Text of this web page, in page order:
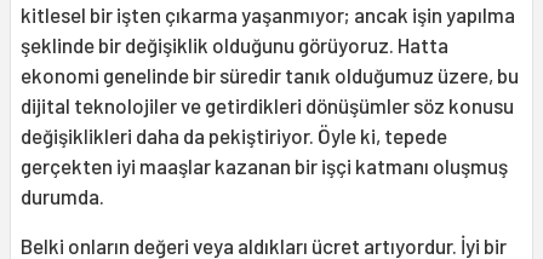
kitlesel bir işten çıkarma yaşanmıyor; ancak işin yapılma
şeklinde bir değişiklik olduğunu görüyoruz. Hatta
ekonomi genelinde bir süredir tanık olduğumuz üzere, bu
dijital teknolojiler ve getirdikleri dönüşümler söz konusu
değişiklikleri daha da pekiştiriyor. Öyle ki, tepede
gerçekten iyi maaşlar kazanan bir işçi katmanı oluşmuş
durumda.
Belki onların değeri veya aldıkları ücret artıyordur. İyi bir